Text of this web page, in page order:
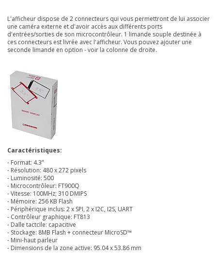
L'afficheur dispose de 2 connecteurs qui vous permettront de lui associer
une caméra externe et d'avoir accès aux différents ports
d'entrées/sorties de son microcontrôleur. 1 limande souple destinée à
ces connecteurs est livrée avec l'afficheur. Vous pouvez ajouter une
seconde limande en option - voir la colonne de droite.
Caractéristiques:
- Format: 4.3”
- Résolution: 480 x 272 pixels
- Luminosité: 500
- Microcontrôleur: FT900Q
- Vitesse: 100MHz; 310 DMIPS
- Mémoire: 256 KB Flash
- Périphérique inclus: 2 x SPI, 2 x I2C, I2S, UART
- Contrôleur graphique: FT813
- Dalle tactcile: capacitive
- Stockage: 8MB Flash + connecteur MicroSD™
- Mini-haut parleur
- Dimensions de la zone active: 95.04 x 53.86 mm